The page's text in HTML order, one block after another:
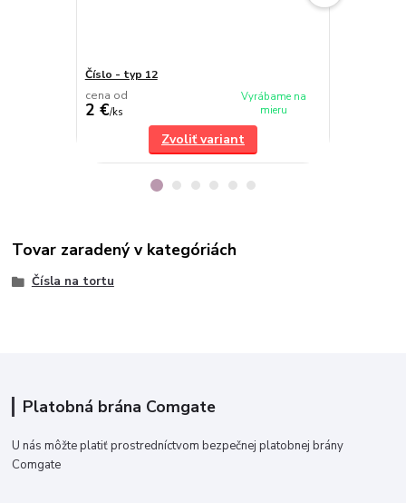
Číslo - typ 12
cena od
2 €/ks
Vyrábame na
mieru
Zvoliť variant
Tovar zaradený v kategóriách
Čísla na tortu
Platobná brána Comgate
U nás môžte platiť prostredníctvom bezpečnej platobnej brány
Comgate